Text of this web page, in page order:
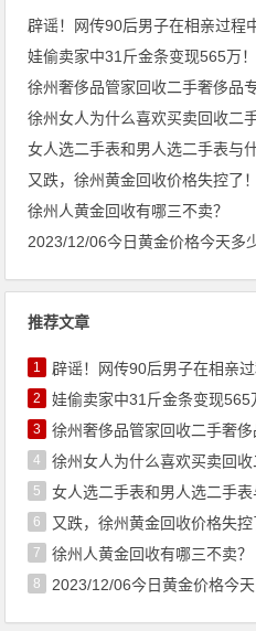
辟谣！网传90后男子在相亲过程
娃偷卖家中31斤金条变现565万
徐州奢侈品管家回收二手奢侈品
徐州女人为什么喜欢买卖回收二
女人选二手表和男人选二手表与
又跌，徐州黄金回收价格失控了！
徐州人黄金回收有哪三不卖？
2023/12/06今日黄金价格今天多
推荐文章
1 辟谣！网传90后男子在相亲
2 娃偷卖家中31斤金条变现565万
3 徐州奢侈品管家回收二手奢侈
4 徐州女人为什么喜欢买卖回
5 女人选二手表和男人选二手表
6 又跌，徐州黄金回收价格失控
7 徐州人黄金回收有哪三不卖？
8 2023/12/06今日黄金价格今